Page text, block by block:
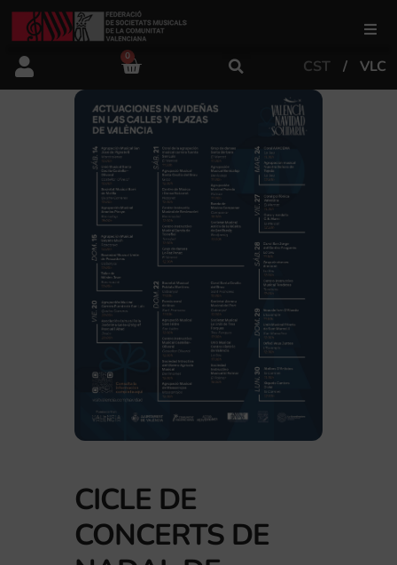
FSMCV
Àrea de gestió
Àrea educativa
Àrea Artística
Actualitat
0
CST VLC
CICLE DE
CONCERTS DE